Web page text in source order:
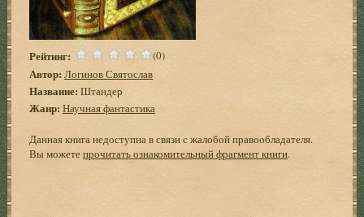
Рейтинг: (0)
Автор: Логинов Святослав
Название: Штандер
Жанр: Научная фантастика
Данная книга недоступна в связи с жалобой правообладателя.
Вы можетепрочитать ознакомительный фрагмент книги.